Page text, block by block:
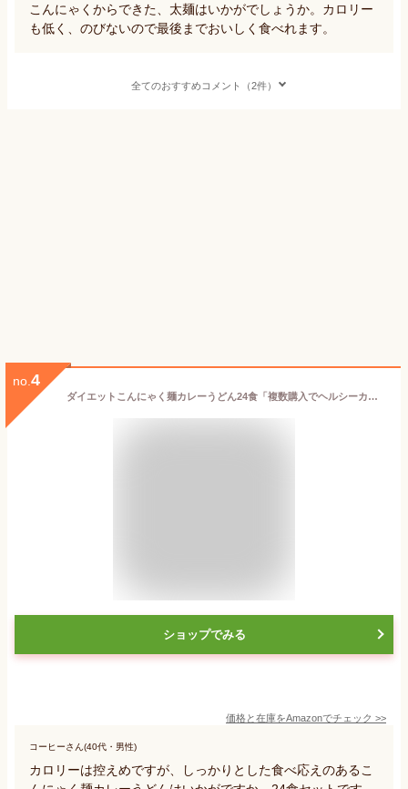
こんにゃくからできた、太麺はいかがでしょうか。カロリー
も低く、のびないので最後までおいしく食べれます。
全てのおすすめコメント（2件）
no. 4
ダイエットこんにゃく麺カレーうどん24食「複数購入でヘルシーカンパニー独自特典」
ショップでみる
価格と在庫をAmazonでチェック >>
コーヒーさん(40代・男性)
カロリーは控えめですが、しっかりとした食べ応えのあるこ